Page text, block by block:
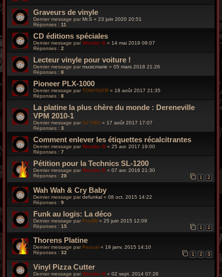
Graveurs de vinyle
Dernier message par Mr.S « 23 juin 2020 20:51
Réponses : 11
CD éditions spéciales
Dernier message parWonder B « 14 mai 2019 08:07
Réponses : 2
Lecteur vinyle pour voiture !
Dernier message par musicmarie « 05 mars 2018 21:26
Réponses : 8
Pioneer PLX-1000
Dernier message parTONY92FR « 19 août 2017 21:35
Réponses : 8
La platine la plus chère du monde : Dereneville
VPM 2010-1
Dernier message par DJ FBO « 17 août 2017 17:07
Réponses : 3
Comment enlever les étiquettes récalcitrantes
Dernier message parWonder B « 25 avr. 2017 19:00
Réponses : 7
Pétition pour la Technics SL-1200
Dernier message par Wonder B « 07 avr. 2016 21:30
Réponses : 28 1 2
Wah Wah & Cry Baby
Dernier message pardefunkal « 08 oct. 2015 14:22
Réponses : 9
Funk au logis: La déco
Dernier message par FredW « 25 juin 2015 12:09
Réponses : 15 1 2
Thorens Platine
Dernier message parPascal « 19 janv. 2015 14:10
Réponses : 32 1 2 3
Vinyl Pizza Cutter
Dernier message par Wonder B « 02 sept. 2014 07:26